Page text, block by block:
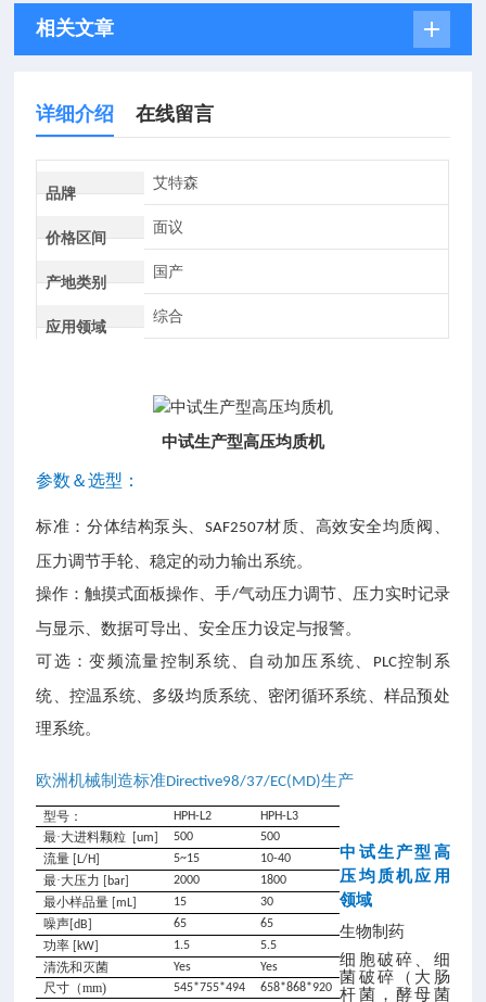
相关文章
详细介绍 在线留言
品牌
艾特森
价格区间
面议
产地类别
国产
应用领域
综合
中试生产型高压均质机
参数＆选型：
标准：分体结构泵头、 SAF2507材质、高效安全均质阀、
压力调节手轮、稳定的动力输出系统。
操作：触摸式面板操作、手/气动压力调节、压力实时记录
与显示、数据可导出、安全压力设定与报警。
可选：变频流量控制系统、自动加压系统、
PLC控制系
统、控温系统、多级均质系统、密闭循环系统、样品预处
理系统。
欧洲机械制造标准Directive98/37/EC(MD)生产
型号： HPH-L2 HPH-L3
最·大进料颗粒 [um] 500 500
流量 [L/H] 5~15 10-40
最·大压力 [bar] 2000 1800
最小样品量 [mL] 15 30
噪声 [dB] 65 65
功率 [kW] 1.5 5.5
清洗和灭菌 Yes Yes
尺寸（mm) 545*755*494 658*868*920
中试生产型高
压均质机应用
领域
生物制药
细胞破碎、细
菌破碎（大肠
杆菌，酵母菌